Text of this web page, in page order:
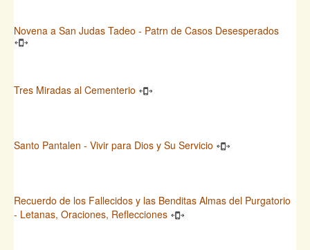
Novena a San Judas Tadeo - Patrn de Casos Desesperados
Tres Miradas al Cementerio
Santo Pantalen - Vivir para Dios y Su Servicio
Recuerdo de los Fallecidos y las Benditas Almas del Purgatorio
- Letanas, Oraciones, Reflecciones